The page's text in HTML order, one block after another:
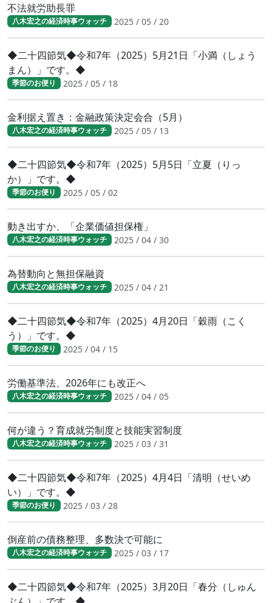
不法就労助長罪
八木宏之の経済時事ウォッチ 2025 / 05 / 20
◆二十四節気◆令和7年（2025）5月21日「小満（しょう
まん）」です。◆
季節のお便り 2025 / 05 / 18
金利据え置き：金融政策決定会合（5月）
八木宏之の経済時事ウォッチ 2025 / 05 / 13
◆二十四節気◆令和7年（2025）5月5日「立夏（りっ
か）」です。◆
季節のお便り 2025 / 05 / 02
動き出すか、「企業価値担保権」
八木宏之の経済時事ウォッチ 2025 / 04 / 30
為替動向と無担保融資
八木宏之の経済時事ウォッチ 2025 / 04 / 21
◆二十四節気◆令和7年（2025）4月20日「穀雨（こく
う）」です。◆
季節のお便り 2025 / 04 / 15
労働基準法、2026年にも改正へ
八木宏之の経済時事ウォッチ 2025 / 04 / 05
何が違う？育成就労制度と技能実習制度
八木宏之の経済時事ウォッチ 2025 / 03 / 31
◆二十四節気◆令和7年（2025）4月4日「清明（せいめ
い）」です。◆
季節のお便り 2025 / 03 / 28
倒産前の債務整理、多数決で可能に
八木宏之の経済時事ウォッチ 2025 / 03 / 17
◆二十四節気◆令和7年（2025）3月20日「春分（しゅん